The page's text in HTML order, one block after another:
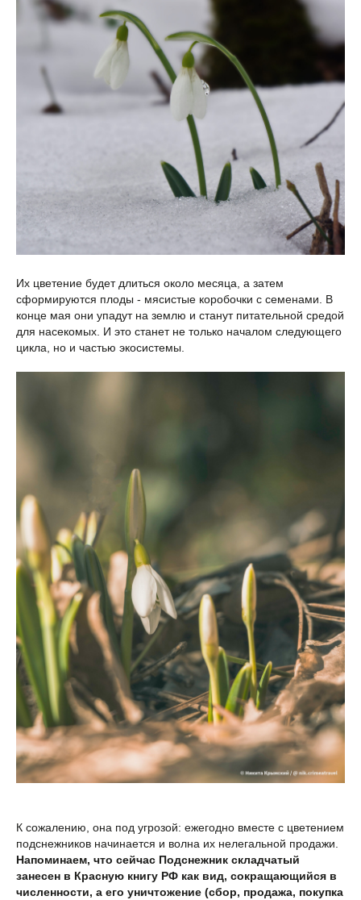
Их цветение будет длиться около месяца, а затем
сформируются плоды - мясистые коробочки с семенами. В
конце мая они упадут на землю и станут питательной средой
для насекомых. И это станет не только началом следующего
цикла, но и частью экосистемы.
К сожалению, она под угрозой: ежегодно вместе с цветением
подснежников начинается и волна их нелегальной продажи.
Напоминаем, что сейчас Подснежник складчатый
занесен в Красную книгу РФ как вид, сокращающийся в
численности, а его уничтожение (сбор, продажа, покупка